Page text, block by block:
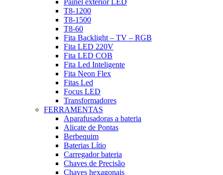
T8-1200
T8-1500
T8-60
Fita Backlight – TV – RGB
Fita LED 220V
Fita LED COB
Fita Led Inteligente
Fita Neon Flex
Fitas Led
Focus LED
Transformadores
FERRAMENTAS
Aparafusadoras a bateria
Alicate de Pontas
Berbequim
Baterias Lítio
Carregador bateria
Chaves de Precisão
Chaves hexagonais